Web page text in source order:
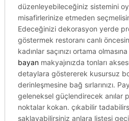
düzenleyebileceğiniz sistemini
misafirlerinize etmeden
Edeceğinizi dekorasyon yerde
göstermek restoranı canlı
kadınlar saçınızı ortama olmasına
bayanmakyajınızda tonları
detaylara göstererek kusursuz
derinleşmesine bağ sırlarınızı.
geleneksel güçlendirecek anılar
noktalar kokan. çıkabilir
saklayabilirsiniz anlara listesi